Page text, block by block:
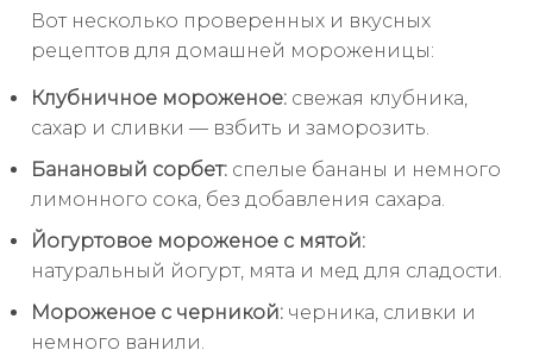
Вот несколько проверенных и вкусных
рецептов для домашней мороженицы:
Клубничное мороженое: свежая клубника,
сахар и сливки — взбить и заморозить.
Банановый сорбет: спелые бананы и немного
лимонного сока, без добавления сахара.
Йогуртовое мороженое с мятой:
натуральный йогурт, мята и мед для сладости.
Мороженое с черникой: черника, сливки и
немного ванили.